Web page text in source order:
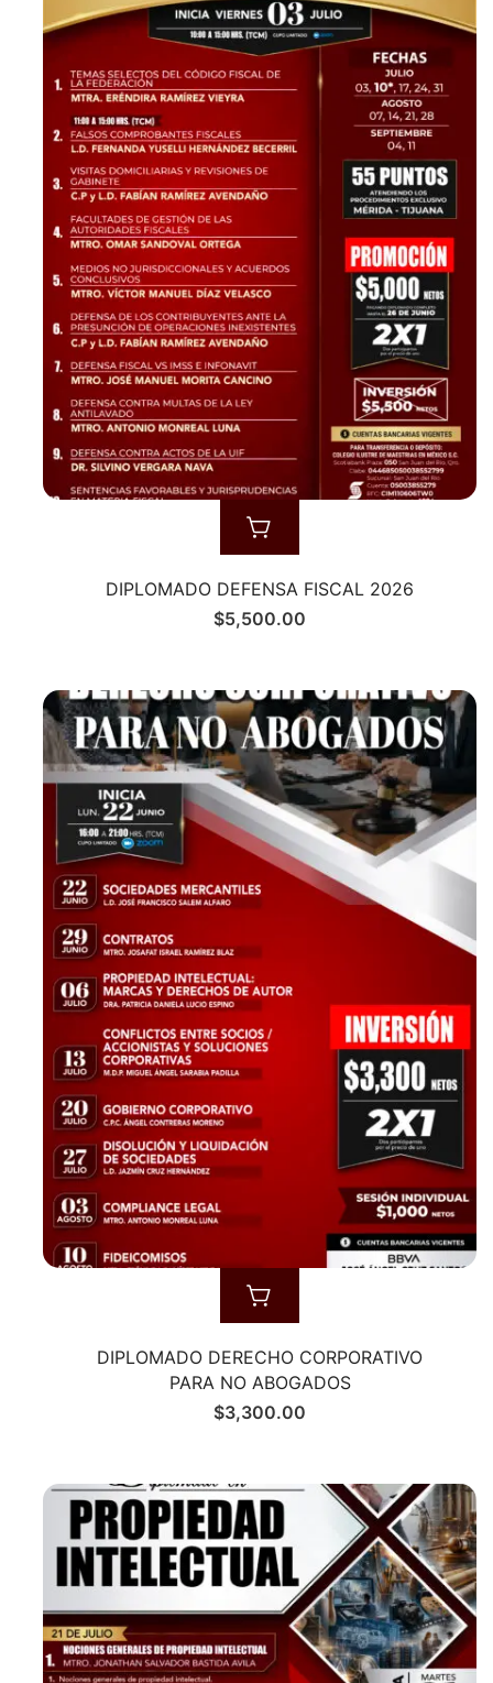
DIPLOMADO DEFENSA FISCAL 2026
$5,500.00
DIPLOMADO DERECHO CORPORATIVO
PARA NO ABOGADOS
$3,300.00